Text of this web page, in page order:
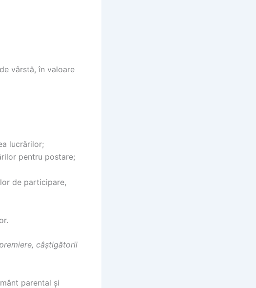
vârstă, în valoare
lucrărilor;
pentru postare;
de participare,
câștigătorii
parental și